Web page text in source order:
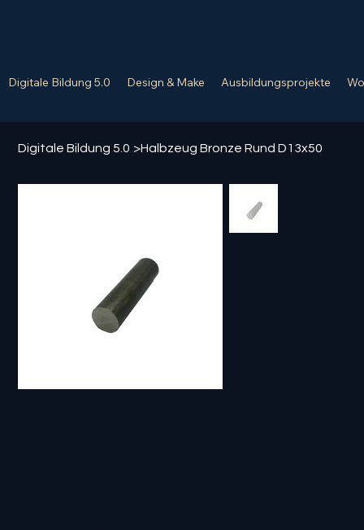
Digitale Bildung 5.0 Design & Make Ausbildungsprojekte
Digitale Bildung 5.0 >Halbzeug Bronze Rund D13x50